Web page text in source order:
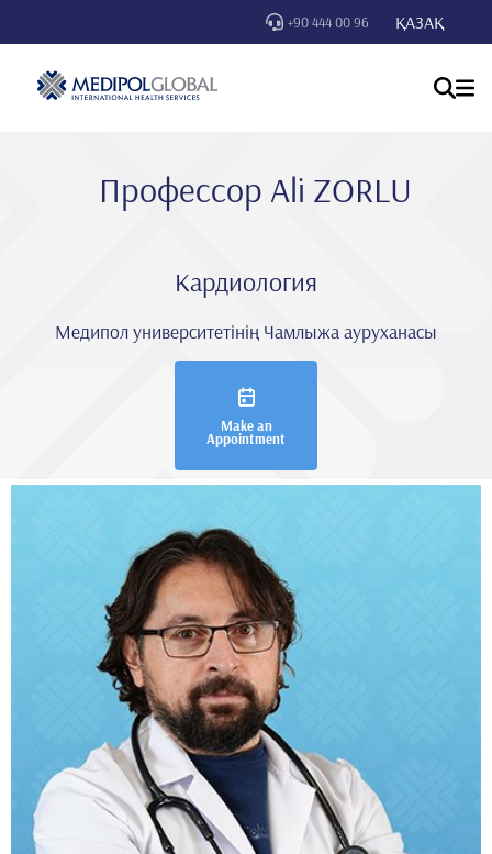
+90 444 00 96 ҚАЗАҚ
Профессор Ali̇ ZORLU
Кардиология
Медипол университетінің Чамлыжа ауруханасы
Make an
Appointment